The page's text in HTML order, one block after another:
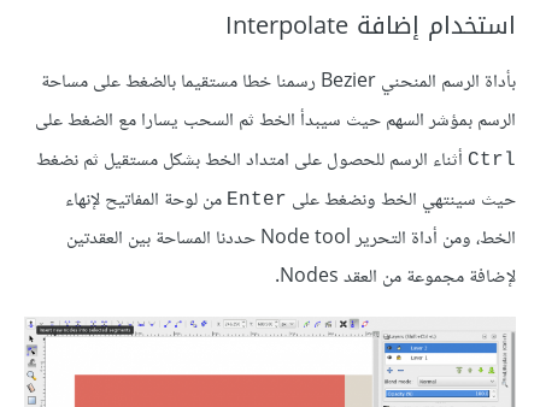
استخدام إضافة Interpolate
بأداة الرسم المنحني Bezier رسمنا خطا مستقيما بالضغط على مساحة
الرسم بمؤشر السهم حيث سيبدأ الخط ثم السحب يسارا مع الضغط على
Ctrl أثناء الرسم للحصول على امتداد الخط بشكل مستقيل ثم نضغط
حيث سينتهي الخط ونضغط على Enter من لوحة المفاتيح لإنهاء
الخط، ومن أداة التحرير Node tool حددنا المساحة بين العقدتين
لإضافة مجموعة من العقد Nodes.